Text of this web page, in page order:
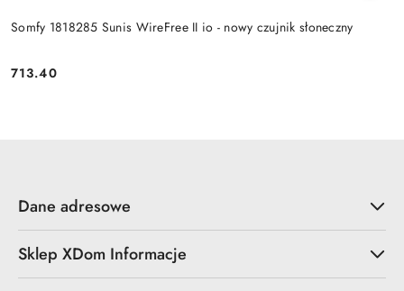
Somfy 1818285 Sunis WireFree II io - nowy czujnik słoneczny
Cena:
713.40
Dane adresowe
Sklep XDom Informacje